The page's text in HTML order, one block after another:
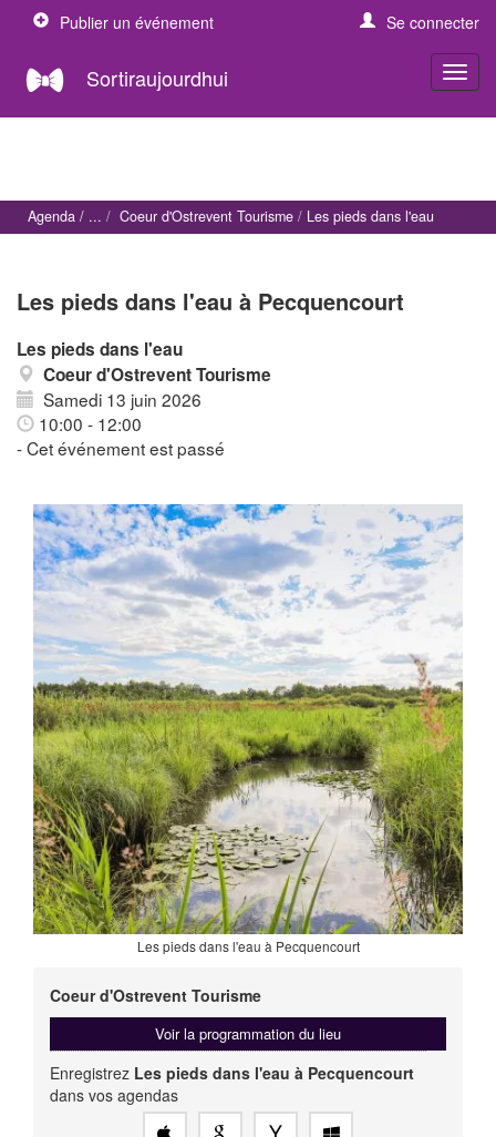
Publier un événement Se connecter
Sortiraujourdhui
Agenda Coeur d'Ostrevent Tourisme Les pieds dans l'eau
Les pieds dans l'eau à Pecquencourt
Les pieds dans l'eau
Coeur d'Ostrevent Tourisme
Samedi 13 juin 2026
10:00 - 12:00
- Cet événement est passé
Les pieds dans l'eau à Pecquencourt
Coeur d'Ostrevent Tourisme
Voir la programmation du lieu
Enregistrez Les pieds dans l'eau à Pecquencourt
dans vos agendas